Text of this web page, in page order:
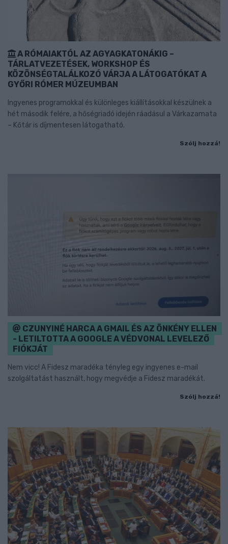
A RÓMAIAKTÓL AZ AGYAGKATONÁKIG –
TÁRLATVEZETÉSEK, WORKSHOP ÉS
KÖZÖNSÉGTALÁLKOZÓ VÁRJA A LÁTOGATÓKAT A
GYŐRI RÓMER MÚZEUMBAN
Ingyenes programokkal és különleges kiállításokkal készülnek a
hét második felére, a hőségriadó idején ráadásul a Várkazamata
– Kőtár is díjmentesen látogatható.
Szólj hozzá!
CZUNYINÉ HARCA A GMAIL ÉS AZ ÖNKÉNY ELLEN
- LETILTOTTA A GOOGLE A VÉDVONAL LEVELEZŐ
FIÓKJÁT
Nem vicc! A Fidesz maradéka tényleg egy ingyenes e-mail
szolgáltatást használt, hogy megvédje a Fidesz maradékát.
Szólj hozzá!